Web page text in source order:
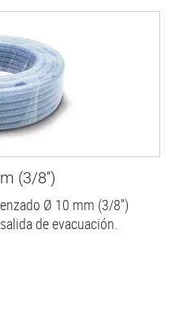
(3/8'')
Ø 10 mm (3/8'')
de evacuación.